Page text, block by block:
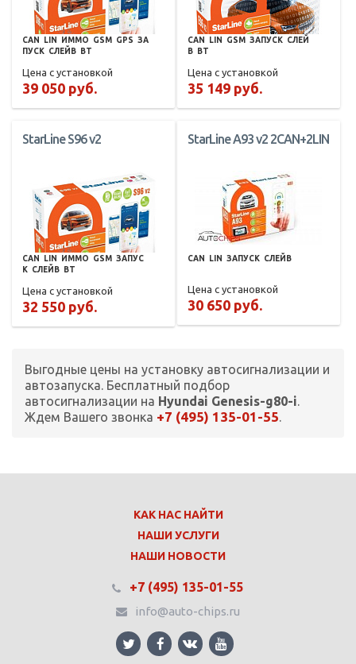
CAN LIN ИММО GSM GPS ЗА
ПУСК СЛЕЙВ BT
Цена с установкой
39 050 руб.
CAN LIN GSM ЗАПУСК СЛЕЙ
В
BT
Цена с установкой
35 149 руб.
StarLine S96 v2
CAN LIN ИММО GSM ЗАПУС
К СЛЕЙВ BT
Цена с установкой
32 550 руб.
StarLine A93 v2 2CAN+2LIN
CAN LIN ЗАПУСК СЛЕЙВ
Цена с установкой
30 650 руб.
Выгодные цены на установку автосигнализации и
автозапуска. Бесплатный подбор
автосигнализации на Hyundai Genesis-g80-i.
Ждем Вашего звонка +7 (495) 135-01-55.
КАК НАС НАЙТИ
НАШИ УСЛУГИ
НАШИ НОВОСТИ
+7 (495) 135-01-55
info@auto-chips.ru